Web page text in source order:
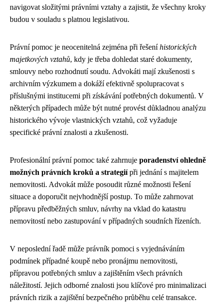
navigovat složitými právními vztahy a zajistit, že všechny kroky
budou v souladu s platnou legislativou.
Právní pomoc je neocenitelná zejména při řešeníhistorických
majetkových vztahů, kdy je třeba dohledat staré dokumenty,
smlouvy nebo rozhodnutí soudu. Advokáti mají zkušenosti s
archivním výzkumem a dokáží efektivně spolupracovat s
příslušnými institucemi při získávání potřebných dokumentů. V
některých případech může být nutné provést důkladnou analýzu
historického vývoje vlastnických vztahů, což vyžaduje
specifické právní znalosti a zkušenosti.
Profesionální právní pomoc také zahrnuje poradenství ohledně
možných právních kroků a strategiípři jednání s majitelem
nemovitosti. Advokát může posoudit různé možnosti řešení
situace a doporučit nejvhodnější postup. To může zahrnovat
přípravu předběžných smluv, návrhy na vklad do katastru
nemovitostí nebo zastupování v případných soudních řízeních.
V neposlední řadě může právník pomoci s vyjednáváním
podmínek případné koupě nebo pronájmu nemovitosti,
přípravou potřebných smluv a zajištěním všech právních
náležitostí. Jejich odborné znalosti jsou klíčové pro minimalizaci
právních rizik a zajištění bezpečného průběhu celé transakce.